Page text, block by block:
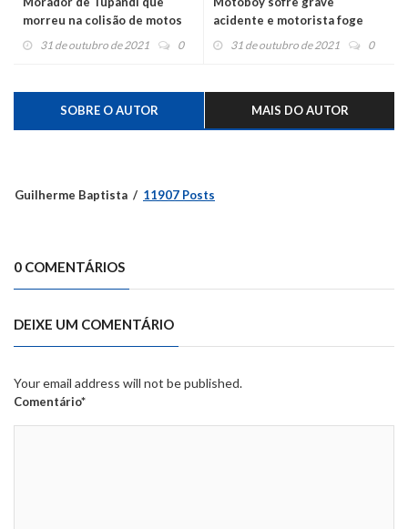
morreu na colisão de motos
em Bom Princípio foi
31 de outubro de 2021 0
acidente e motorista foge
31 de outubro de 2021 0
SOBRE O AUTOR MAIS DO AUTOR
Guilherme Baptista 11907 Posts
0 COMENTÁRIOS
DEIXE UM COMENTÁRIO
Your email address will not be published.
Comentário*